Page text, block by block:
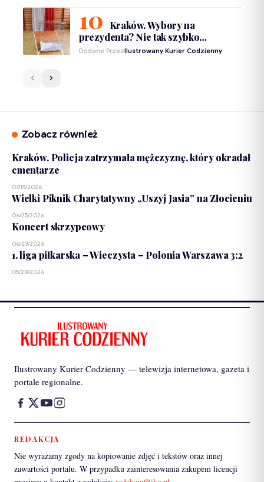
Kraków. Wybory na
prezydenta? Nie tak szybko…
Dodane PrzezIlustrowany Kurier Codzienny
Zobacz również
Kraków. Policja zatrzymała mężczyznę, który okradał
cmentarze
07/15/2026
Wielki Piknik Charytatywny „Uszyj Jasia” na Złocieniu
06/25/2026
Koncert skrzypcowy
06/23/2026
1. liga piłkarska – Wieczysta – Polonia Warszawa 3:2
05/28/2026
Ilustrowany Kurier Codzienny — telewizja internetowa, gazeta i
portale regionalne.
REDAKCJA
Nie wyrażamy zgody na kopiowanie zdjęć i tekstów oraz innej
zawartości portalu. W przypadku zainteresowania zakupem licencji